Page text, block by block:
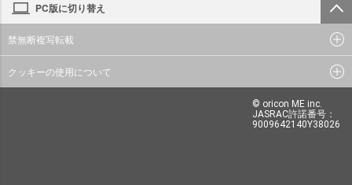
PC版に切り替え
禁無断複写転載
クッキーの使用について
© oricon ME inc.
JASRAC許諾番号：
9009642140Y38026